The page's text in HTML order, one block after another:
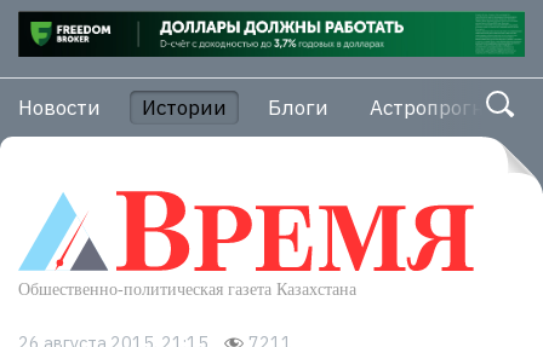
Новости Истории Блоги Астропрогноз
26 августа 2015, 21:15 7211